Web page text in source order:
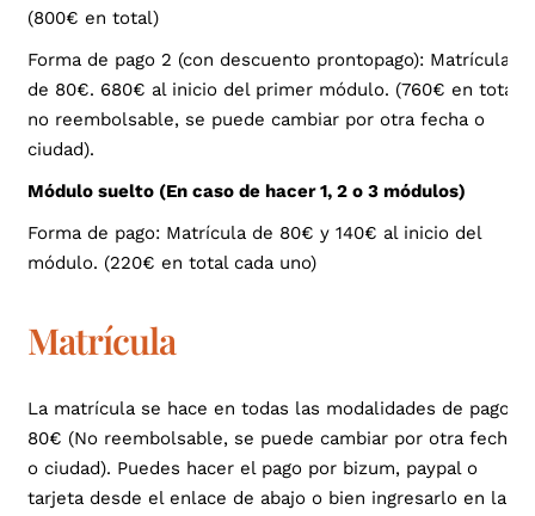
(800€ en total)
Forma de pago 2 (con descuento prontopago): Matrícula
de 80€. 680€ al inicio del primer módulo. (760€ en total
no reembolsable, se puede cambiar por otra fecha o
ciudad).
Módulo suelto (En caso de hacer 1, 2 o 3 módulos)
Forma de pago: Matrícula de 80€ y 140€ al inicio del
módulo. (220€ en total cada uno)
Matrícula
La matrícula se hace en todas las modalidades de pago:
80€ (No reembolsable, se puede cambiar por otra fecha
o ciudad). Puedes hacer el pago por bizum, paypal o
tarjeta desde el enlace de abajo o bien ingresarlo en la